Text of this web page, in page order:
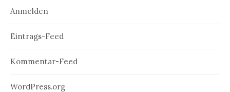
Anmelden
Eintrags-Feed
Kommentar-Feed
WordPress.org